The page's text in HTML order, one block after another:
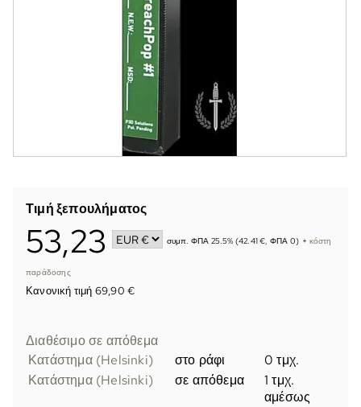
Τιμή ξεπουλήματος
53,23 συμπ. ΦΠΑ 25.5% (42.41 €, ΦΠΑ 0) + κόστη
παράδοσης
Κανονική τιμή 69,90 €
Διαθέσιμο σε απόθεμα
Κατάστημα (Helsinki)
στο ράφι
0 τμχ.
Κατάστημα (Helsinki)
σε απόθεμα
1 τμχ.
αμέσως